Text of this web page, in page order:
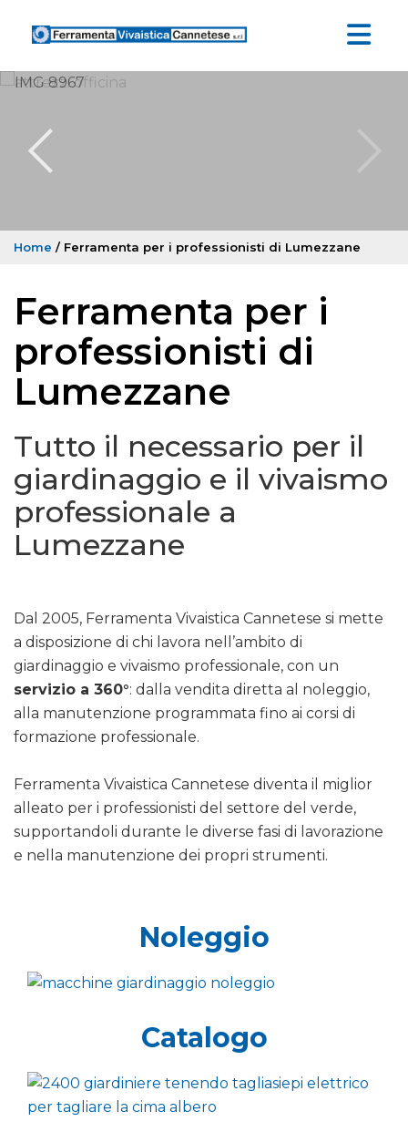
Home / Ferramenta per i professionisti di Lumezzane
Ferramenta per i
professionisti di
Lumezzane
Tutto il necessario per il
giardinaggio e il vivaismo
professionale a
Lumezzane
Dal 2005, Ferramenta Vivaistica Cannetese si mette
a disposizione di chi lavora nell’ambito di
giardinaggio e vivaismo professionale, con un
servizio a 360°: dalla vendita diretta al noleggio,
alla manutenzione programmata fino ai corsi di
formazione professionale.
Ferramenta Vivaistica Cannetese diventa il miglior
alleato per i professionisti del settore del verde,
supportandoli durante le diverse fasi di lavorazione
e nella manutenzione dei propri strumenti.
Noleggio
Catalogo